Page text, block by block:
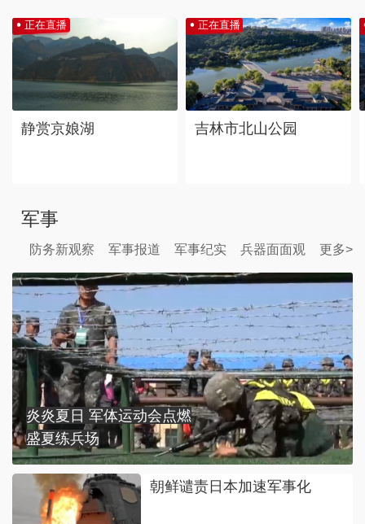
正在直播
静赏京娘湖
正在直播
吉林市北山公园
军事
防务新观察 军事报道 军事纪实 兵器面面观 更多>
炎炎夏日 军体运动会点燃
盛夏练兵场
朝鲜谴责日本加速军事化